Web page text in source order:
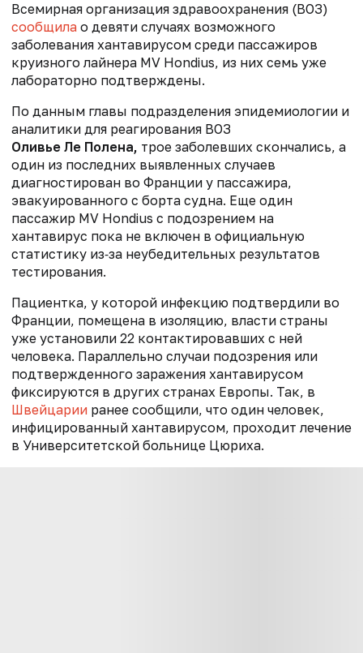
Всемирная организация здравоохранения (ВОЗ)
сообщила о девяти случаях возможного
заболевания хантавирусом среди пассажиров
круизного лайнера MV Hondius, из них семь уже
лабораторно подтверждены.
По данным главы подразделения эпидемиологии и
аналитики для реагирования ВОЗ
Оливье Ле Полена, трое заболевших скончались, а
один из последних выявленных случаев
диагностирован во Франции у пассажира,
эвакуированного с борта судна. Еще один
пассажир MV Hondius с подозрением на
хантавирус пока не включен в официальную
статистику из‑за неубедительных результатов
тестирования.
Пациентка, у которой инфекцию подтвердили во
Франции, помещена в изоляцию, власти страны
уже установили 22 контактировавших с ней
человека. Параллельно случаи подозрения или
подтвержденного заражения хантавирусом
фиксируются в других странах Европы. Так, в
Швейцарии ранее сообщили, что один человек,
инфицированный хантавирусом, проходит лечение
в Университетской больнице Цюриха.